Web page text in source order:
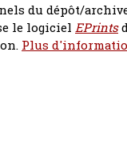
du dépôt/
le logiciel EPrints
Plus